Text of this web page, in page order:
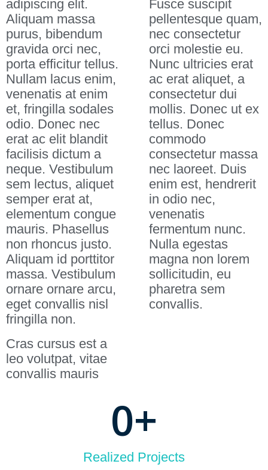
adipiscing elit.
Aliquam massa
purus, bibendum
gravida orci nec,
porta efficitur tellus.
Nullam lacus enim,
venenatis at enim
et, fringilla sodales
odio. Donec nec
erat ac elit blandit
facilisis dictum a
neque. Vestibulum
sem lectus, aliquet
semper erat at,
elementum congue
mauris. Phasellus
non rhoncus justo.
Aliquam id porttitor
massa. Vestibulum
ornare ornare arcu,
eget convallis nisl
fringilla non.
Cras cursus est a
leo volutpat, vitae
convallis mauris
Fusce suscipit
pellentesque quam,
nec consectetur
orci molestie eu.
Nunc ultricies erat
ac erat aliquet, a
consectetur dui
mollis. Donec ut ex
tellus. Donec
commodo
consectetur massa
nec laoreet. Duis
enim est, hendrerit
in odio nec,
venenatis
fermentum nunc.
Nulla egestas
magna non lorem
sollicitudin, eu
pharetra sem
convallis.
Realized Projects
0+